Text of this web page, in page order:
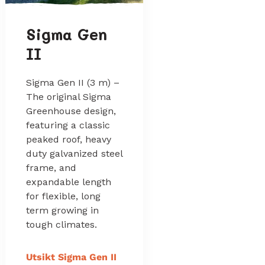
Sigma Gen
II
Sigma Gen II (3 m) –
The original Sigma
Greenhouse design,
featuring a classic
peaked roof, heavy
duty galvanized steel
frame, and
expandable length
for flexible, long
term growing in
tough climates.
Utsikt Sigma Gen II